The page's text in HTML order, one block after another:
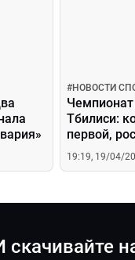
#НОВОСТИ
Тбилиси:
первой,
месте
19:19, 19/04/
скачивайте